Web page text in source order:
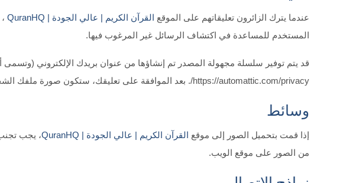
عندما يترك الزائرون تعليقاتهم على الموقع القرآن الكريم | عالي الجودة | QuranHQ
المستخدم للمساعدة في اكتشاف الرسائل غير المرغوب فيها.
https://automattic.com/privacy/. بعد الموافقة على تعليقك، ستكون صورة ملفك الشخصي مرئية للعامة في سياق تعليقك.
وسائط
إذا قمت بتحميل الصور إلى موقع القرآن الكريم | عالي الجودة | QuranHQ
من الصور على موقع الويب.